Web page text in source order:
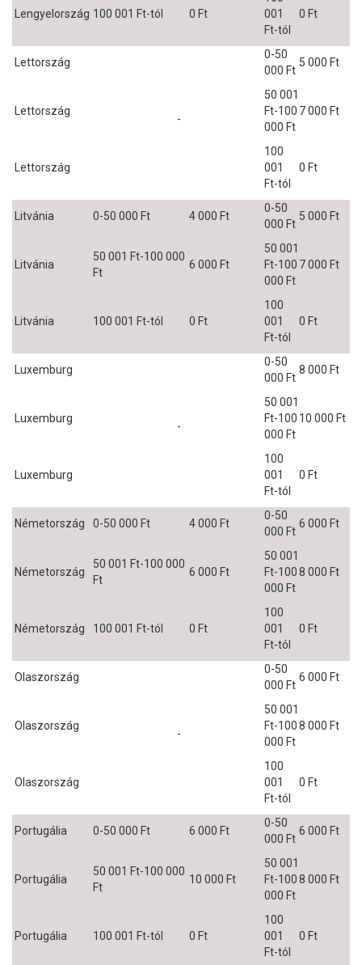
Lengyelország 100 001 Ft-tól 0 Ft
001
Ft-tól
0 Ft
Lettország
-
0-50
000 Ft
5 000 Ft
Lettország
50 001
Ft-100
000 Ft
7 000 Ft
Lettország
100
001
Ft-tól
0 Ft
Litvánia 0-50 000 Ft 4 000 Ft
0-50
000 Ft
5 000 Ft
Litvánia
50 001 Ft-100 000
Ft
6 000 Ft
50 001
Ft-100
000 Ft
7 000 Ft
Litvánia 100 001 Ft-tól 0 Ft
100
001
Ft-tól
0 Ft
Luxemburg
-
0-50
000 Ft
8 000 Ft
Luxemburg
50 001
Ft-100
000 Ft
10 000 Ft
Luxemburg
100
001
Ft-tól
0 Ft
Németország 0-50 000 Ft 4 000 Ft
0-50
000 Ft
6 000 Ft
Németország
50 001 Ft-100 000
Ft
6 000 Ft
50 001
Ft-100
000 Ft
8 000 Ft
Németország 100 001 Ft-tól 0 Ft
100
001
Ft-tól
0 Ft
Olaszország
-
0-50
000 Ft
6 000 Ft
Olaszország
50 001
Ft-100
000 Ft
8 000 Ft
Olaszország
100
001
Ft-tól
0 Ft
Portugália 0-50 000 Ft 6 000 Ft
0-50
000 Ft
6 000 Ft
Portugália
50 001 Ft-100 000
Ft
10 000 Ft
50 001
Ft-100
000 Ft
8 000 Ft
Portugália 100 001 Ft-tól 0 Ft
100
001
Ft-tól
0 Ft